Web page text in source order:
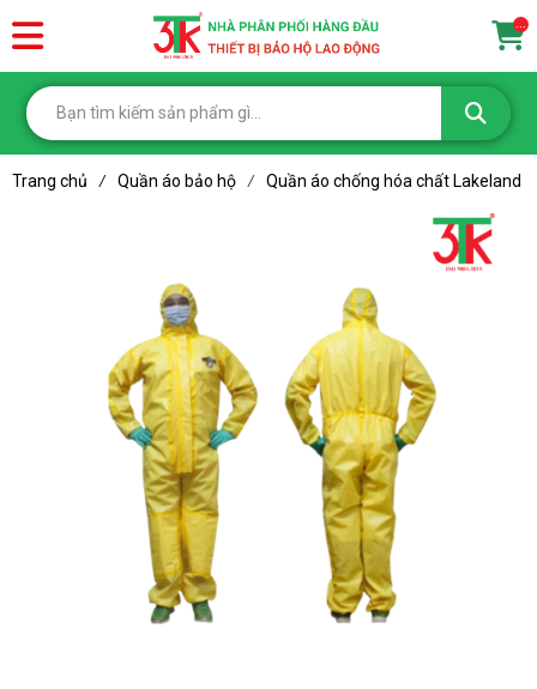
...
Trang chủ / Quần áo bảo hộ / Quần áo chống hóa chất Lakeland